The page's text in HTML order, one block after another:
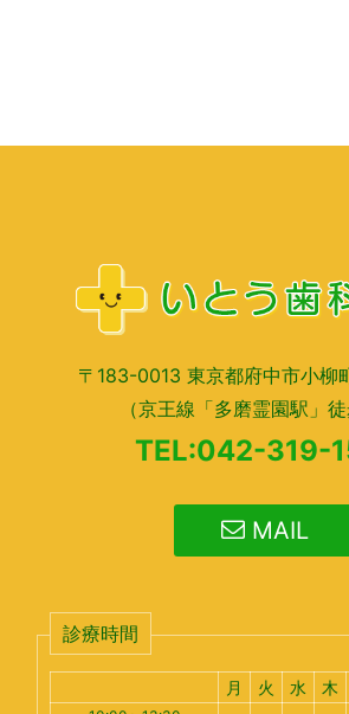
〒183-0013 東京都府中市小柳
（京王線「多磨霊園駅」徒
TEL:042-319-
MAIL
診療時間
月 火 水 木